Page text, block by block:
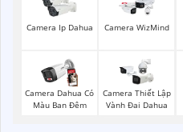
Camera Ip Dahua Camera WizMind
Camera Dahua Có
Màu Ban Đêm
Camera Thiết Lập
Vành Đai Dahua